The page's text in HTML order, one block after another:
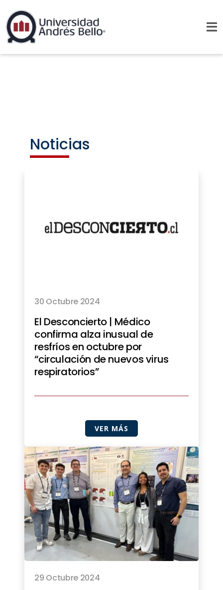
Noticias
30 Octubre 2024
El Desconcierto | Médico
confirma alza inusual de
resfríos en octubre por
“circulación de nuevos virus
respiratorios”
VER MÁS
29 Octubre 2024